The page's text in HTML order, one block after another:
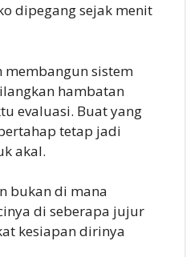
dipegang sejak menit
membangun sistem
hambatan
evaluasi. Buat yang
tetap jadi
akal.
bukan di mana
di seberapa jujur
kesiapan dirinya